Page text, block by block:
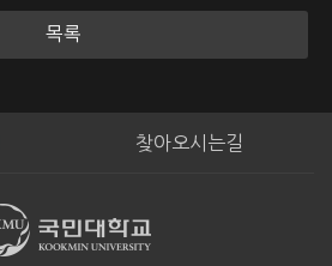
목록
찾아오시는길